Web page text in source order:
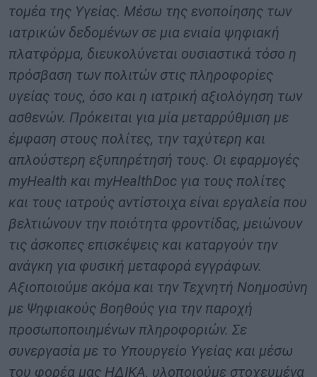
τομέα της Υγείας. Μέσω της ενοποίησης των
ιατρικών δεδομένων σε μια ενιαία ψηφιακή
πλατφόρμα, διευκολύνεται ουσιαστικά τόσο η
πρόσβαση των πολιτών στις πληροφορίες
υγείας τους, όσο και η ιατρική αξιολόγηση των
ασθενών. Πρόκειται για μία μεταρρύθμιση με
έμφαση στους πολίτες, την ταχύτερη και
απλούστερη εξυπηρέτησή τους. Οι εφαρμογές
myHealth και myHealthDoc για τους πολίτες
και τους ιατρούς αντίστοιχα είναι εργαλεία που
βελτιώνουν την ποιότητα φροντίδας, μειώνουν
τις άσκοπες επισκέψεις και καταργούν την
ανάγκη για φυσική μεταφορά εγγράφων.
Αξιοποιούμε ακόμα και την Τεχνητή Νοημοσύνη
με Ψηφιακούς Βοηθούς για την παροχή
προσωποποιημένων πληροφοριών. Σε
συνεργασία με το Υπουργείο Υγείας και μέσω
του φορέα μας ΗΔΙΚΑ, υλοποιούμε στοχευμένα